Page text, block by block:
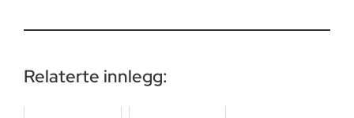
Relaterte innlegg: